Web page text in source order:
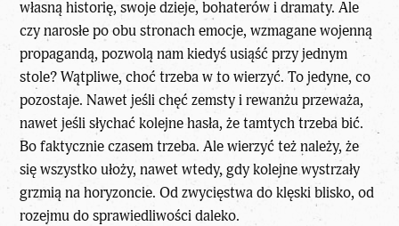
własną historię, swoje dzieje, bohaterów i dramaty. Ale
czy narosłe po obu stronach emocje, wzmagane wojenną
propagandą, pozwolą nam kiedyś usiąść przy jednym
stole? Wątpliwe, choć trzeba w to wierzyć. To jedyne, co
pozostaje. Nawet jeśli chęć zemsty i rewanżu przeważa,
nawet jeśli słychać kolejne hasła, że tamtych trzeba bić.
Bo faktycznie czasem trzeba. Ale wierzyć też należy, że
się wszystko ułoży, nawet wtedy, gdy kolejne wystrzały
grzmią na horyzoncie. Od zwycięstwa do klęski blisko, od
rozejmu do sprawiedliwości daleko.